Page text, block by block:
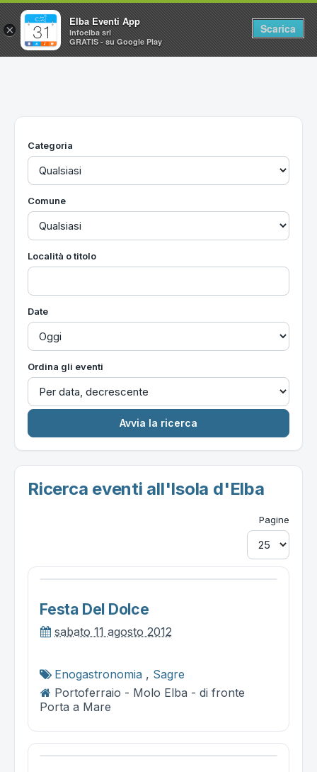
Home
Utilità
Categoria
Comune
Località o titolo
Date
Ordina gli eventi
Ricerca eventi all'Isola d'Elba
Pagine
Festa Del Dolce
sabato 11 agosto 2012
Enogastronomia , Sagre
Portoferraio - Molo Elba - di fronte
Porta a Mare
×
Elba Eventi App
Infoelba srl
GRATIS - su Google Play
Scarica